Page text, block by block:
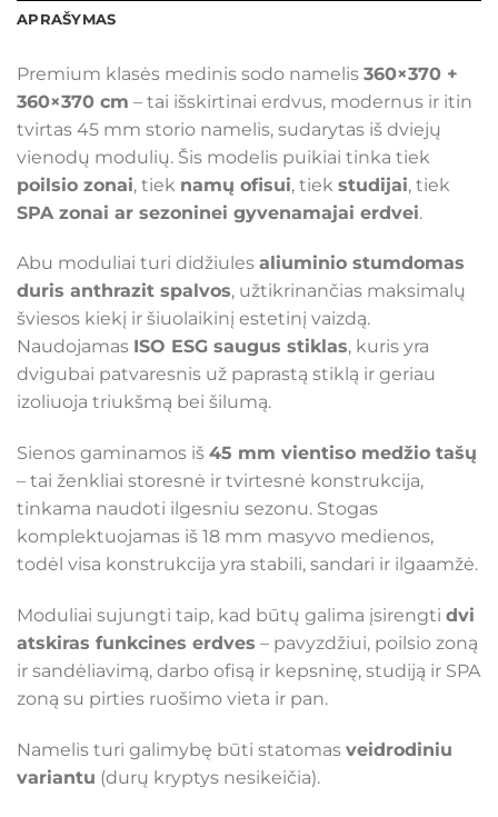
APRAŠYMAS
Premium klasės medinis sodo namelis 360×370 +
360×370 cm – tai išskirtinai erdvus, modernus ir itin
tvirtas 45 mm storio namelis, sudarytas iš dviejų
vienodų modulių. Šis modelis puikiai tinka tiek
poilsio zonai, tiek namų ofisui, tiek studijai, tiek
SPA zonai ar sezoninei gyvenamajai erdvei.
Abu moduliai turi didžiules aliuminio stumdomas
duris anthrazit spalvos, užtikrinančias maksimalų
šviesos kiekį ir šiuolaikinį estetinį vaizdą.
Naudojamas ISO ESG saugus stiklas, kuris yra
dvigubai patvaresnis už paprastą stiklą ir geriau
izoliuoja triukšmą bei šilumą.
Sienos gaminamos iš 45 mm vientiso medžio tašų
– tai ženkliai storesnė ir tvirtesnė konstrukcija,
tinkama naudoti ilgesniu sezonu. Stogas
komplektuojamas iš 18 mm masyvo medienos,
todėl visa konstrukcija yra stabili, sandari ir ilgaamžė.
Moduliai sujungti taip, kad būtų galima įsirengti dvi
atskiras funkcines erdves – pavyzdžiui, poilsio zoną
ir sandėliavimą, darbo ofisą ir kepsninę, studiją ir SPA
zoną su pirties ruošimo vieta ir pan.
Namelis turi galimybę būti statomas veidrodiniu
variantu (durų kryptys nesikeičia).